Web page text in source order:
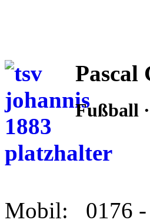
Pascal
Fußball
Mobil: 0176 -